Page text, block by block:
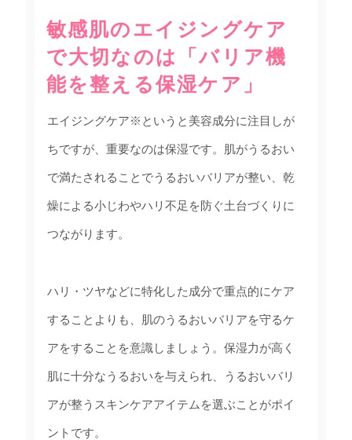
敏感肌のエイジングケア
で大切なのは「バリア機
能を整える保湿ケア」
エイジングケア※ というと美容成分に注目しが
ちですが、重要なのは保湿です。肌がうるおい
で満たされることでうるおいバリアが整い、乾
燥による小じわやハリ不足を防ぐ土台づくりに
つながります。
ハリ・ツヤなどに特化した成分で重点的にケア
することよりも、肌のうるおいバリアを守るケ
アをすることを意識しましょう。保湿力が高く
肌に十分なうるおいを与えられ、うるおいバリ
アが整うスキンケアアイテムを選ぶことがポイ
ントです。